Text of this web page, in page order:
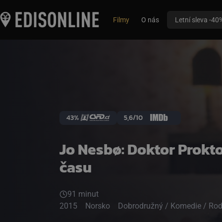
Filmy O nás Letní sleva -
Jo Nesbø: Doktor
času
43% 5,6/10
91 minut
2015
Norsko Dobrodružný / Komedie /